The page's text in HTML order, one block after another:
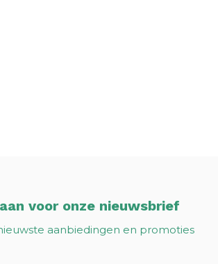
voor onze nieuwsbrief
aanbiedingen en promoties